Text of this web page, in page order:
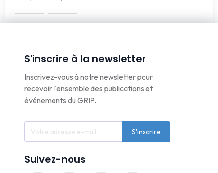
S'inscrire à la newsletter
Inscrivez-vous à notre newsletter pour
recevoir l'ensemble des publications et
événements du GRIP.
S'inscrire
Suivez-nous